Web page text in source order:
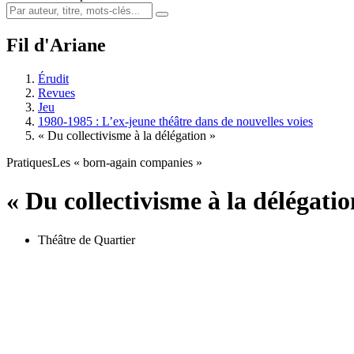
Fil d'Ariane
Érudit
Revues
Jeu
1980-1985 : L’ex-jeune théâtre dans de nouvelles voies
« Du collectivisme à la délégation »
PratiquesLes « born-again companies »
« Du collectivisme à la
Théâtre de Quartier